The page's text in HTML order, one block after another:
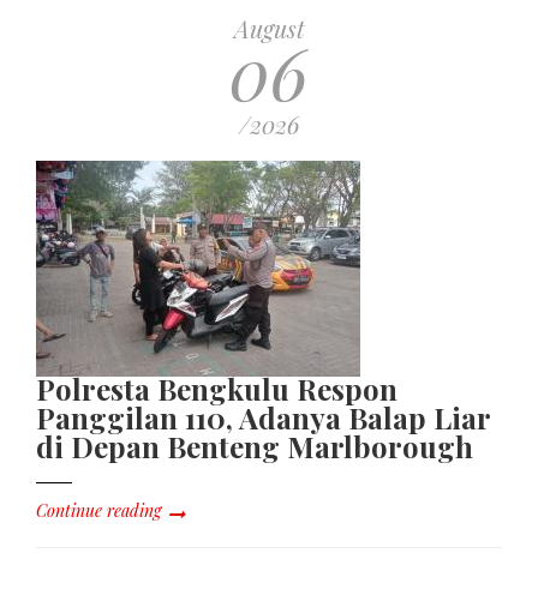
August
06
/2026
Polresta Bengkulu Respon
Panggilan 110, Adanya Balap Liar
di Depan Benteng Marlborough
Continue reading